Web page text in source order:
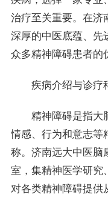
治疗至关重要。在济
深厚的中医底蕴、先
众多精神障碍患者的
疾病介绍与诊疗
精神障碍是指大脑
情感、行为和意志等
称。济南远大中医脑
室，集精神医学研究
对各类精神障碍提供